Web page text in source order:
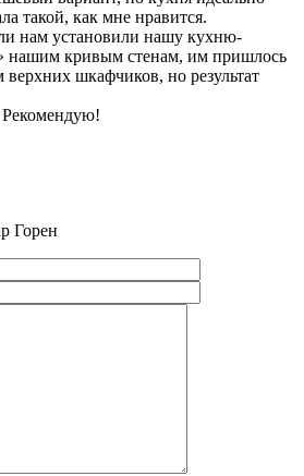
такой, как мне нравится.
нам установили нашу кухню-
нашим кривым стенам, им пришлось
шкафчиков, но результат
Горен